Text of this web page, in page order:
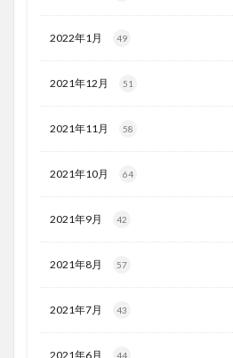
2022年1月 49
2021年12月 51
2021年11月 58
2021年10月 64
2021年9月 42
2021年8月 57
2021年7月 43
2021年6月 44